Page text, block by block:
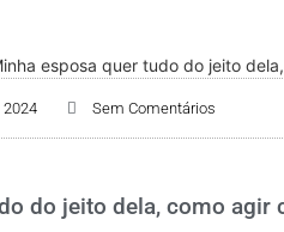
esposa quer tudo do jeito
2024 Sem Comentários
do jeito dela, como